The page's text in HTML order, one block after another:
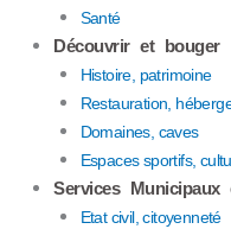
Santé
Découvrir et bouger
Histoire, patrimoine
Restauration,
Domaines, caves
Espaces sportifs,
Services Municipaux
Etat civil, citoyenneté